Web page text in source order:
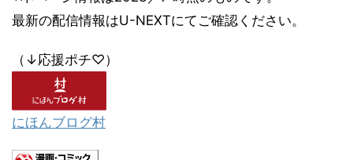
最新の配信情報はU-NEXTにてご確認ください。
（↓応援ポチ♡）
にほんブログ村